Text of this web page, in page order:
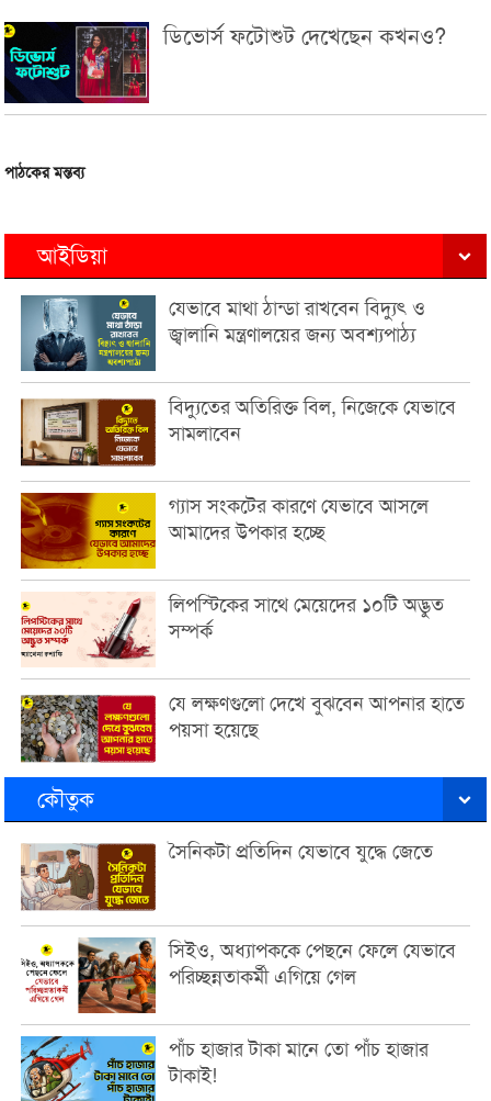
ডিভোর্স ফটোশুট দেখেছেন কখনও?
পাঠকের মন্তব্য
আইডিয়া
যেভাবে মাথা ঠান্ডা রাখবেন বিদ্যুৎ ও
জ্বালানি মন্ত্রণালয়ের জন্য অবশ্যপাঠ্য
বিদ্যুতের অতিরিক্ত বিল, নিজেকে যেভাবে
সামলাবেন
গ্যাস সংকটের কারণে যেভাবে আসলে
আমাদের উপকার হচ্ছে
লিপস্টিকের সাথে মেয়েদের ১০টি অদ্ভুত
সম্পর্ক
যে লক্ষণগুলো দেখে বুঝবেন আপনার হাতে
পয়সা হয়েছে
কৌতুক
সৈনিকটা প্রতিদিন যেভাবে যুদ্ধে জেতে
সিইও, অধ্যাপককে পেছনে ফেলে যেভাবে
পরিচ্ছন্নতাকর্মী এগিয়ে গেল
পাঁচ হাজার টাকা মানে তো পাঁচ হাজার
টাকাই!